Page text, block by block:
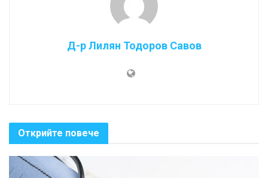
Д-р Лилян Тодоров Савов
Открийте повече